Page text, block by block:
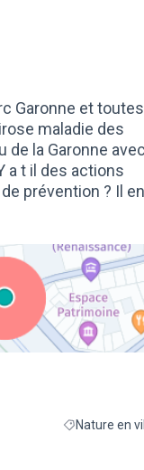
Garonne et toutes
maladie des
de la Garonne avec
a t il des actions
prévention ? Il en
Filtrer les
Nature en